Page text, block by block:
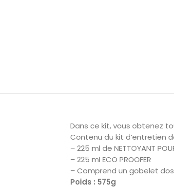
Dans ce kit, vous obtenez
Contenu du kit d’entretien
– 225 ml de NETTOYANT
– 225 ml ECO PROOFER
– Comprend un gobelet
Poids : 575g